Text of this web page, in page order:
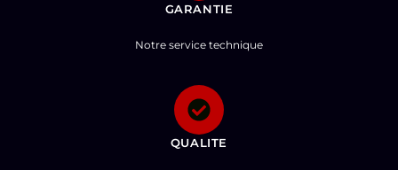
GARANTIE
Notre service technique
QUALITE